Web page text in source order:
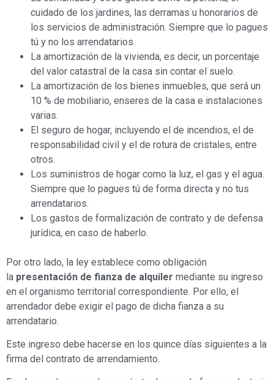
cuidado de los jardines, las derramas u honorarios de
los servicios de administración. Siempre que lo pagues
tú y no los arrendatarios.
La amortización de la vivienda, es decir, un porcentaje
del valor catastral de la casa sin contar el suelo.
La amortización de los bienes inmuebles, que será un
10 % de mobiliario, enseres de la casa e instalaciones
varias.
El seguro de hogar, incluyendo el de incendios, el de
responsabilidad civil y el de rotura de cristales, entre
otros.
Los suministros de hogar como la luz, el gas y el agua.
Siempre que lo pagues tú de forma directa y no tus
arrendatarios.
Los gastos de formalización de contrato y de defensa
jurídica, en caso de haberlo.
Por otro lado, la ley establece como obligación
la presentación de fianza de alquiler mediante su ingreso
en el organismo territorial correspondiente. Por ello, el
arrendador debe exigir el pago de dicha fianza a su
arrendatario.
Este ingreso debe hacerse en los quince días siguientes a la
firma del contrato de arrendamiento.